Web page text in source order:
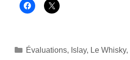
Catégories
Évaluations, Islay, Le Whisky,